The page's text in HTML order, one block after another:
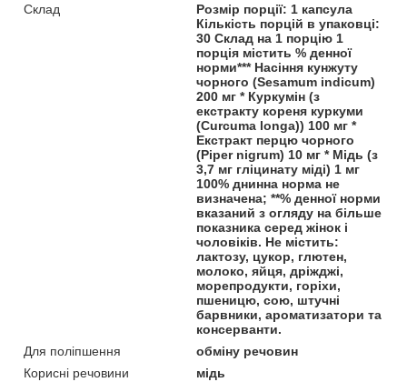
Склад
Розмір порції: 1 капсула
Кількість порцій в упаковці:
30 Склад на 1 порцію 1
порція містить % денної
норми*** Насіння кунжуту
чорного (Sesamum indicum)
200 мг * Куркумін (з
екстракту кореня куркуми
(Curcuma longa)) 100 мг *
Екстракт перцю чорного
(Piper nigrum) 10 мг * Мідь (з
3,7 мг гліцинату міді) 1 мг
100% днинна норма не
визначена; **% денної норми
вказаний з огляду на більше
показника серед жінок і
чоловіків. Не містить:
лактозу, цукор, глютен,
молоко, яйця, дріжджі,
морепродукти, горіхи,
пшеницю, сою, штучні
барвники, ароматизатори та
консерванти.
Для поліпшення
обміну речовин
Корисні речовини
мідь